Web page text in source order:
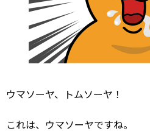
ウマソーヤ、トムソーヤ！
これは、ウマソーヤですね。